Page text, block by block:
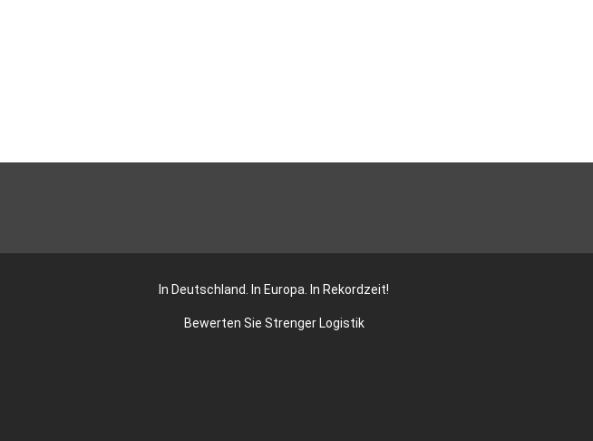
In Deutschland. In Europa. In Rekordzeit!
Bewerten Sie Strenger Logistik